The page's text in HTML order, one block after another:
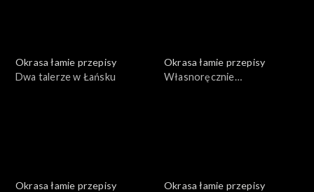
Okrasa łamie przepisy
Dwa talerze w Łańsku
Okrasa łamie przepisy
Własnoręcznie
Okrasa łamie przepisy
Okrasa łamie przepisy